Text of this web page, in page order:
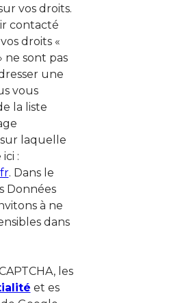
vos droits.
contacté
droits «
ne sont pas
une
vous
la liste
laquelle
:
. Dans le
Données
à ne
dans
les
et es